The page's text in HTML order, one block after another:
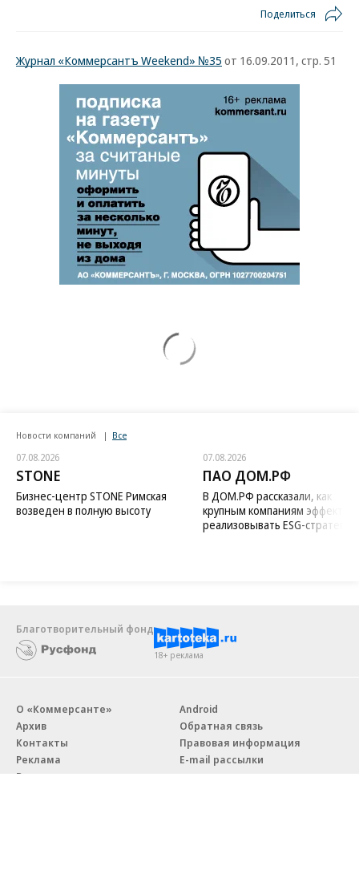
Поделиться
Журнал «Коммерсантъ Weekend» №35 от 16.09.2011, стр. 51
Новости компаний Все
07.08.2026
STONE
Бизнес-центр STONE Римская
возведен в полную высоту
07.08.2026
ПАО ДОМ.РФ
В ДОМ.РФ рассказали, как
крупным компаниям
реализовывать ESG-стратегию
Благотворительный фонд
18+ реклама
О «Коммерсанте»
Архив
Контакты
Реклама
Вакансии
Android
Обратная связь
Правовая информация
E-mail рассылки